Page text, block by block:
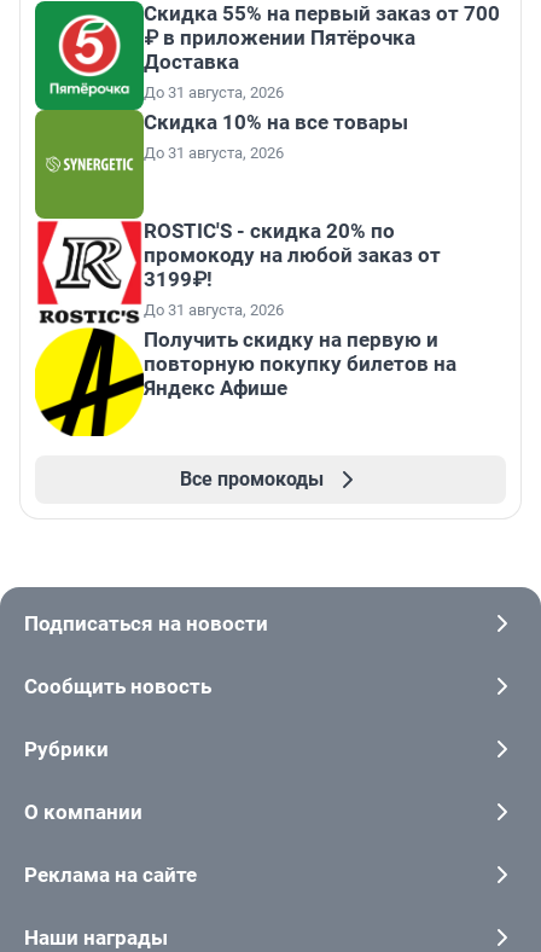
Скидка 55% на первый заказ от 700
₽ в приложении Пятёрочка
Доставка
До 31 августа, 2026
Скидка 10% на все товары
До 31 августа, 2026
ROSTIC'S - скидка 20% по
промокоду на любой заказ от
3199₽!
До 31 августа, 2026
Получить скидку на первую и
повторную покупку билетов на
Яндекс Афише
Все промокоды
Подписаться на новости
Сообщить новость
Рубрики
О компании
Реклама на сайте
Наши награды